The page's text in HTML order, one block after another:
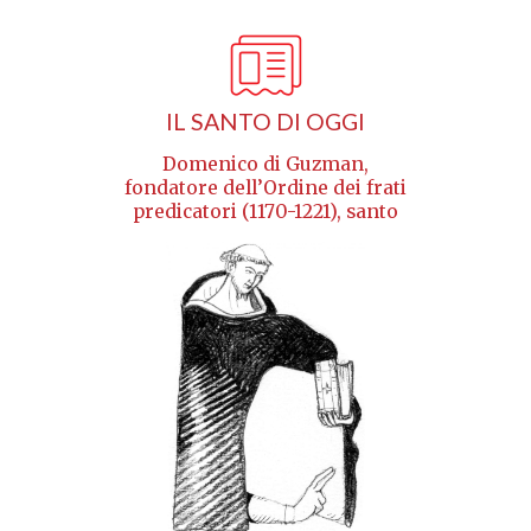
IL SANTO DI OGGI
Domenico di Guzman,
fondatore dell’Ordine dei frati
predicatori (1170-1221), santo